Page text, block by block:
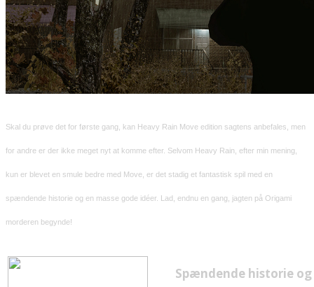
Skal du prøve det for første gang, kan Heavy Rain Move edition sagtens anbefales, men
for andre er der ikke meget nyt at komme efter. Selvom Heavy Rain, efter min mening,
kun er blevet en smule bedre med Move, er det stadig et fantastisk spil med en
spændende historie og en masse gode idéer. Lad, endnu en gang, jagten på Origami
morderen begynde!
Spændende historie